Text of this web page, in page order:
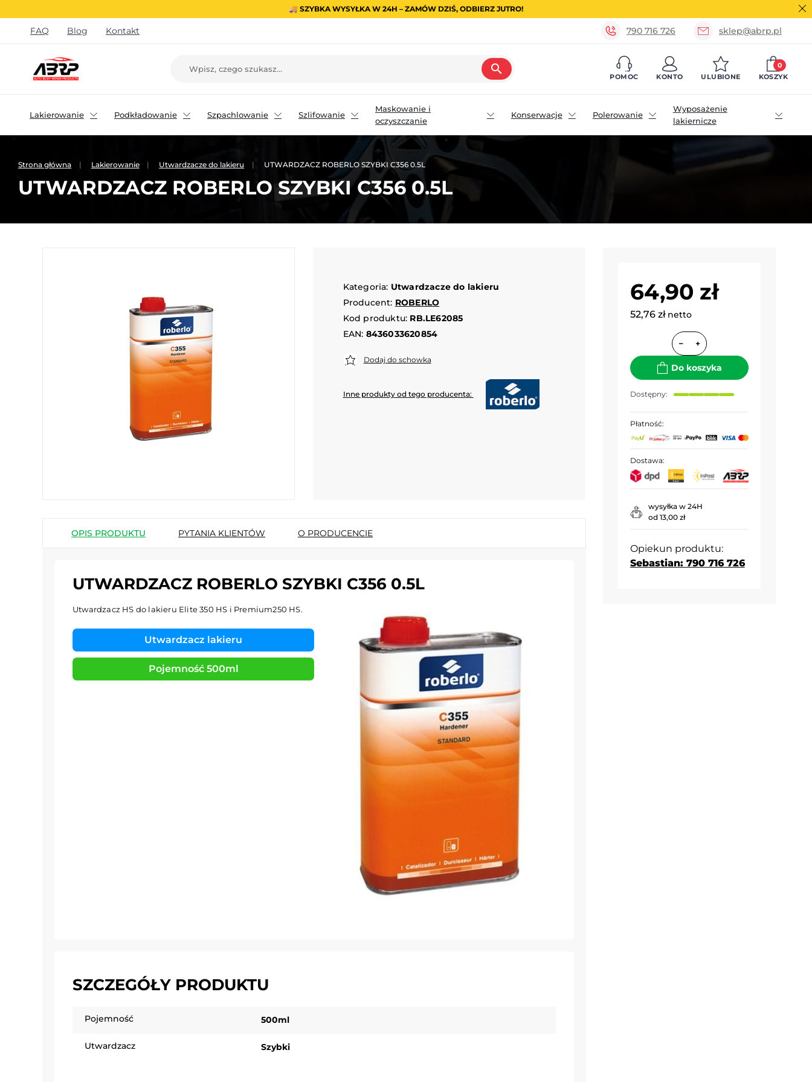
🚚 SZYBKA WYSYŁKA W 24H – ZAMÓW DZIŚ, ODBIERZ JUTRO!
FAQ Blog Kontakt 790 716 726 sklep@abrp.pl
search
POMOC KONTO ULUBIONE KOSZYK
0
Lakierowanie Podkładowanie Szpachlowanie Szlifowanie
Maskowanie i
oczyszczanie
Konserwacje Polerowanie
Wyposażenie
lakiernicze
Strona główna Lakierowanie Utwardzacze do lakieru UTWARDZACZ ROBERLO SZYBKI C356 0.5L
UTWARDZACZ ROBERLO SZYBKI C356 0.5L
Kategoria: Utwardzacze do lakieru
Producent: ROBERLO
Kod produktu: RB.LE62085
EAN: 8436033620854
Dodaj do schowka
Inne produkty od tego producenta:
64,90 zł
52,76 zł netto
− +
Do koszyka
Dostępny:
Płatność:
Dostawa:
wysyłka w 24H
od 13,00 zł
Opiekun produktu:
Sebastian: 790 716 726
OPIS PRODUKTU PYTANIA KLIENTÓW O PRODUCENCIE
UTWARDZACZ ROBERLO SZYBKI C356 0.5L
Utwardzacz HS do lakieru Elite 350 HS i Premium250 HS.
Utwardzacz lakieru
Pojemność 500ml
SZCZEGÓŁY PRODUKTU
Pojemność 500ml
Utwardzacz Szybki